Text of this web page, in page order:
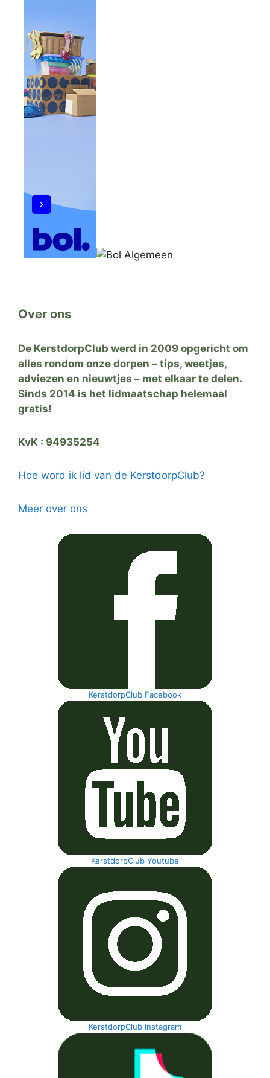
Over ons
De KerstdorpClub werd in 2009 opgericht om
alles rondom onze dorpen – tips, weetjes,
adviezen en nieuwtjes – met elkaar te delen.
Sinds 2014 is het lidmaatschap helemaal
gratis!
KvK : 94935254
Hoe word ik lid van de KerstdorpClub?
Meer over ons
KerstdorpClub Facebook
KerstdorpClub Youtube
KerstdorpClub Instagram